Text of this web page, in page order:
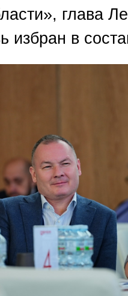
глава
избран в